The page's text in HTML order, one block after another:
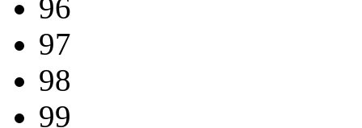
96
97
98
99